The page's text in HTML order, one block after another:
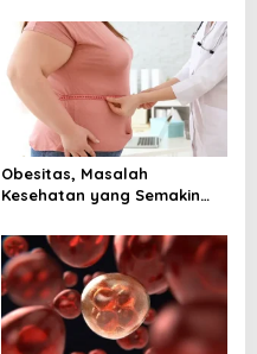
Dokter
Obesitas, Masalah
Kesehatan yang Semakin
Modern